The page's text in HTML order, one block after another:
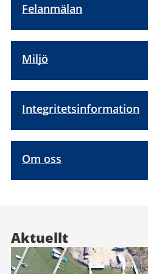
Felanmälan
Miljö
Integritetsinformation
Om oss
Aktuellt